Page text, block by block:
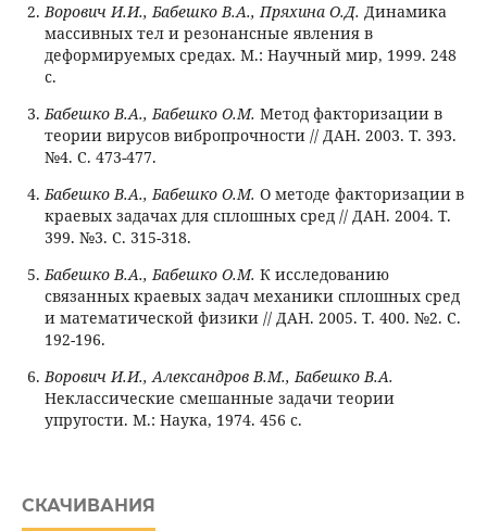
Ворович И.И., Бабешко В.А., Пряхина О.Д. Динамика
массивных тел и резонансные явления в
деформируемых средах. М.: Научный мир, 1999. 248
с.
Бабешко В.А., Бабешко О.М. Метод факторизации в
теории вирусов вибропрочности // ДАН. 2003. Т. 393.
№4. С. 473-477.
Бабешко В.А., Бабешко О.М. О методе факторизации в
краевых задачах для сплошных сред // ДАН. 2004. Т.
399. №3. С. 315-318.
Бабешко В.А., Бабешко О.М. К исследованию
связанных краевых задач механики сплошных сред
и математической физики // ДАН. 2005. Т. 400. №2. С.
192-196.
Ворович И.И., Александров В.М., Бабешко В.А.
Неклассические смешанные задачи теории
упругости. М.: Наука, 1974. 456 с.
СКАЧИВАНИЯ